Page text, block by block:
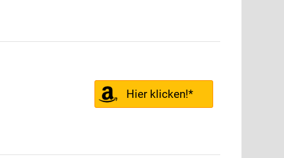
Hier klicken!*